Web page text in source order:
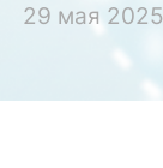
29 мая 2025